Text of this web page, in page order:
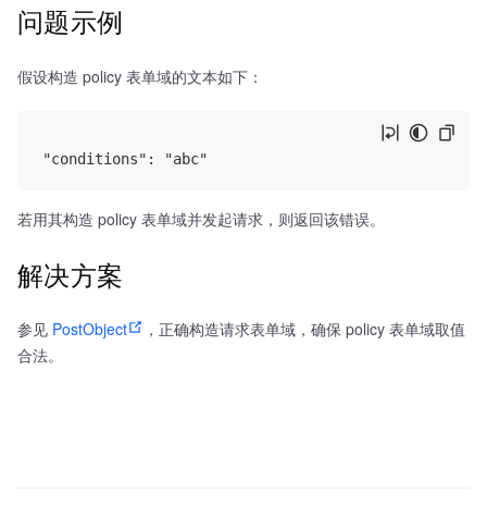
问题示例
假设构造 policy 表单域的文本如下：
若用其构造 policy 表单域并发起请求，则返回该错误。
解决方案
参见 PostObject
，正确构造请求表单域，确保 policy 表单域取值
合法。